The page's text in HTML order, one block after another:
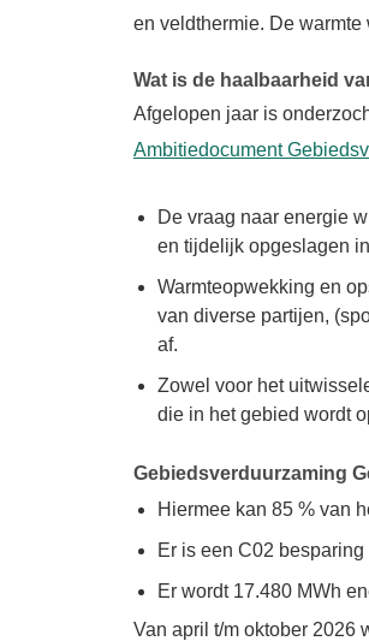
en veldthermie. De
Wat is de haalbaarheid
Afgelopen jaar is
Ambitiedocument
De vraag naar energie
en tijdelijk opgeslagen
Warmteopwekking en
van diverse partijen,
af.
Zowel voor het
die in het gebied wordt
Gebiedsverduurzaming
Hiermee kan 85 % van
Er is een C02
Er wordt 17.480 MWh
Van april t/m oktober 2026